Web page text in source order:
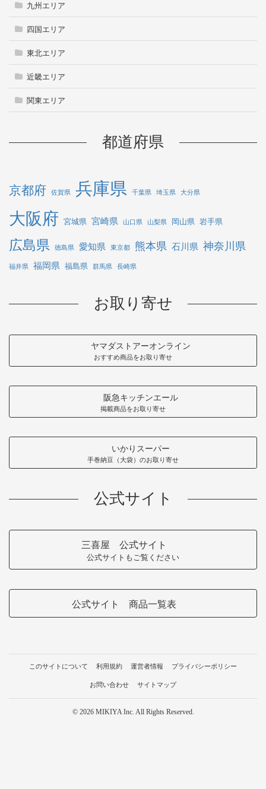
九州エリア
四国エリア
東北エリア
近畿エリア
関東エリア
都道府県
京都府 佐賀県 兵庫県 千葉県 埼玉県 大分県
大阪府 宮城県 宮崎県 山口県 山梨県 岡山県 岩手県
広島県 徳島県 愛知県 東京都 熊本県 石川県 神奈川県
福井県 福岡県 福島県 群馬県 長崎県
お取り寄せ
ヤマダストアーオンライン
おすすめ商品をお取り寄せ
阪急キッチンエール
掲載商品をお取り寄せ
いかりスーパー
手巻納豆（大袋）のお取り寄せ
公式サイト
三喜屋 公式サイト
公式サイトもご覧ください
公式サイト 商品一覧表
このサイトについて 利用規約 運営者情報 プライバシーポリシー
お問い合わせ サイトマップ
© 2026 MIKIYA Inc. All Rights Reserved.